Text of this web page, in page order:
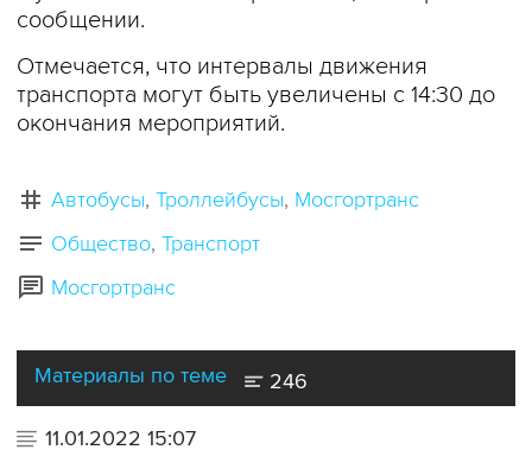
сообщении.
Отмечается, что интервалы движения
транспорта могут быть увеличены с 14:30 до
окончания мероприятий.
Автобусы Троллейбусы Мосгортранс
Общество Транспорт
Мосгортранс
Материалы по теме 246
11.01.2022 15:07